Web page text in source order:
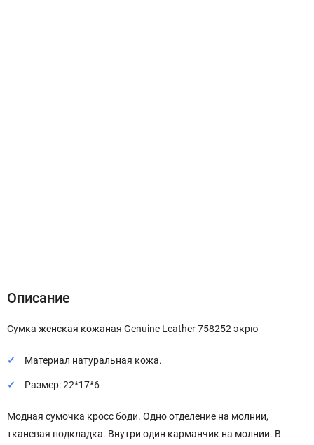
Описание
Сумка женская кожаная Genuine Leather 758252 экрю
Материал натуральная кожа.
Размер: 22*17*6
Модная сумочка кросс боди. Одно отделение на молнии,
тканевая подкладка. Внутри один карманчик на молнии. В